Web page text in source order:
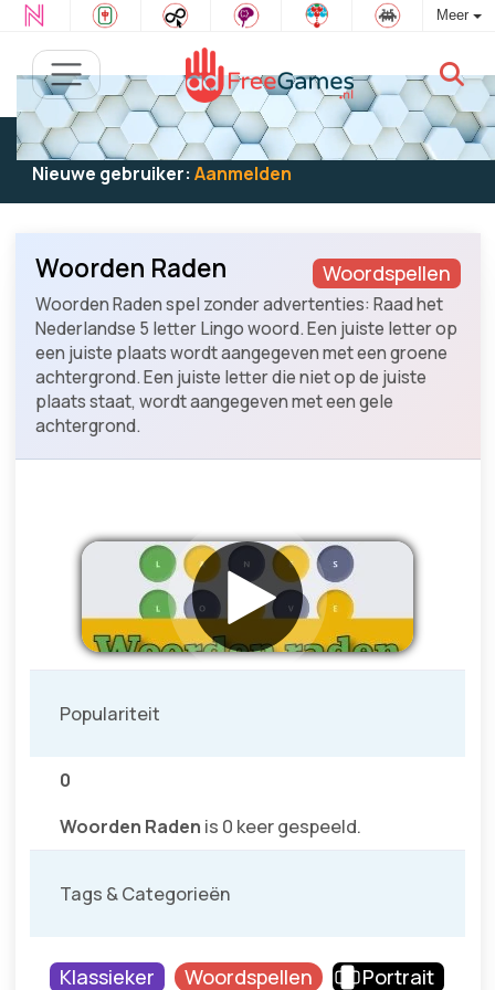
Meer
Bestaande gebruiker: Log in
om te spelen
Nieuwe gebruiker: Aanmelden
Woordspellen
Woorden Raden
Woorden Raden spel zonder advertenties: Raad het
Nederlandse 5 letter Lingo woord. Een juiste letter op
een juiste plaats wordt aangegeven met een groene
achtergrond. Een juiste letter die niet op de juiste
plaats staat, wordt aangegeven met een gele
achtergrond.
Populariteit
0
Woorden Raden is 0 keer gespeeld.
Tags & Categorieën
Klassieker Woordspellen Portrait